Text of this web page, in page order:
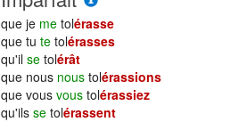
que je me tolérasse
que tu te tolérasses
qu'il se tolérât
que nous nous tolérassions
que vous vous tolérassiez
qu'ils se tolérassent